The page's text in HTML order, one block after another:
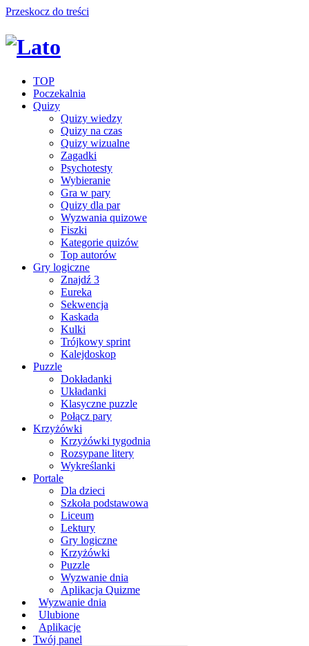
Przeskocz do treści
TOP
Poczekalnia
Quizy
Quizy wiedzy
Quizy na czas
Quizy wizualne
Zagadki
Psychotesty
Wybieranie
Gra w pary
Quizy dla par
Wyzwania quizowe
Fiszki
Kategorie quizów
Top autorów
Gry logiczne
Znajdź 3
Eureka
Sekwencja
Kaskada
Kulki
Trójkowy sprint
Kalejdoskop
Puzzle
Dokładanki
Układanki
Klasyczne puzzle
Połącz pary
Krzyżówki
Krzyżówki tygodnia
Rozsypane litery
Wykreślanki
Portale
Dla dzieci
Szkoła podstawowa
Liceum
Lektury
Gry logiczne
Krzyżówki
Puzzle
Wyzwanie dnia
Aplikacja Quizme
Wyzwanie dnia
Ulubione
Aplikacje
Twój panel